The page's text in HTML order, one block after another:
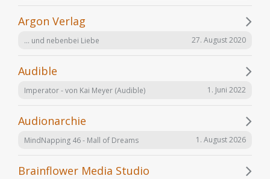
Argon Verlag
... und nebenbei Liebe 27. August 2020
Audible
Imperator - von Kai Meyer (Audible) 1. Juni 2022
Audionarchie
MindNapping 46 - Mall of Dreams 1. August 2026
Brainflower Media Studio